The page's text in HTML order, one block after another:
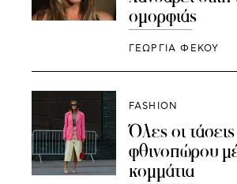
ομορφιάς
ΓΕΩΡΓΙΑ ΦΕΚΟΥ
FASHION
Όλες οι
φθινοπώρου
κομμάτια